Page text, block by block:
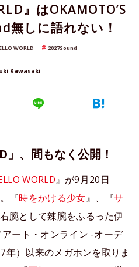
』はOKAMOTO’S
無しに語れない！
WORLD 2027Sound
Kawasaki
、間もなく公開！
WORLD』が9月20日
『時をかける少女』、『サ
腕として辣腕をふるった伊
ート・オンライン -オーデ
年）以来のメガホンを取りま